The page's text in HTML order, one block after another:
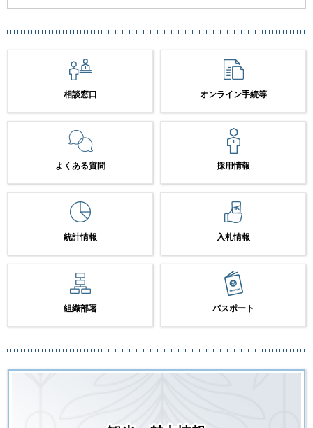
相談窓口 オンライン手続等
よくある質問 採用情報
統計情報 入札情報
組織部署 パスポート